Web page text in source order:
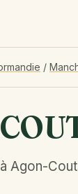
/
Agon-